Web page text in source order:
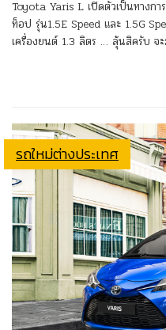
Toyota Yaris L เปิดตัวเป็นทางกา
ท็อป รุ่น1.5E Speed และ 1.5G
เครื่องยนต์ 1.3 ลิตร … ลุ้นสิครับ จะ
รถใหม่ต่างประเทศ